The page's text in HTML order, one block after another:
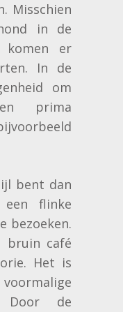
Misschien
in de
komen er
In de
om
prima
bent dan
flinke
bezoeken.
bruin café
Het is
Door de